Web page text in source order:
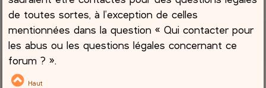
de toutes sortes, à l’exception de celles
mentionnées dans la question « Qui contacter pour
les abus ou les questions légales concernant ce
forum ? ».
Haut